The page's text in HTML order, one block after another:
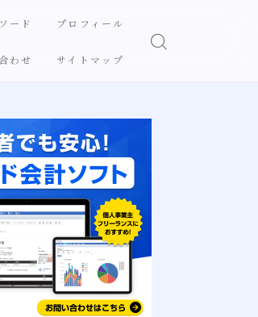
ード プロフィール
わせ サイトマップ